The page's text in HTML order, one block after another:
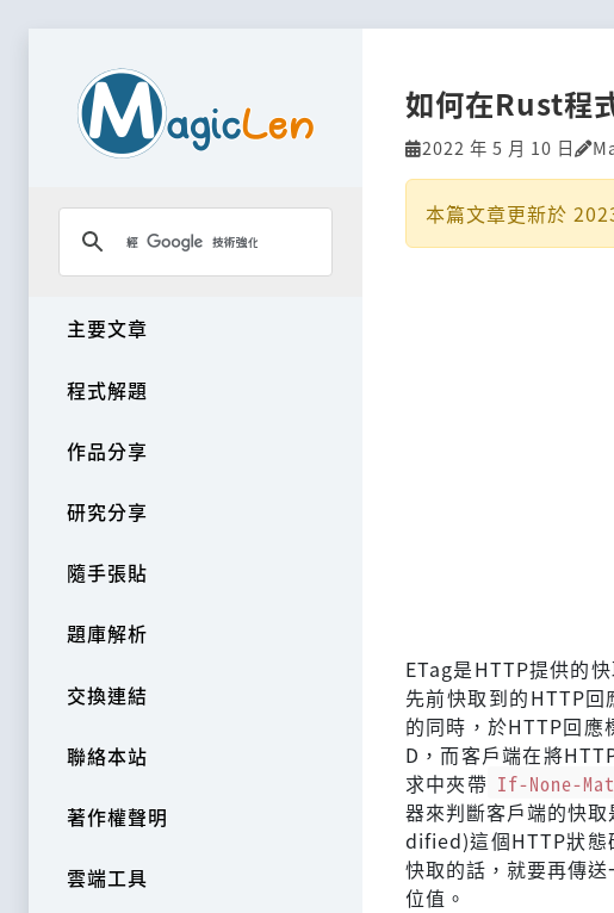
主要文章
程式解題
作品分享
研究分享
隨手張貼
題庫解析
交換連結
聯絡本站
著作權聲明
雲端工具
如何在Rust程
2022 年 5 月 10 日
本篇文章更新於
ETag是HTTP提供的
先前快取到的HTTP
的同時，於HTTP回應
D，而客戶端在將
求中夾帶 If-None-
器來判斷客戶端的快
dified)這個HTTP狀態
快取的話，就要再傳
位值。